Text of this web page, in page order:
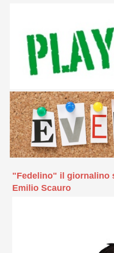
"Fedelino" il giornalino
Emilio Scauro